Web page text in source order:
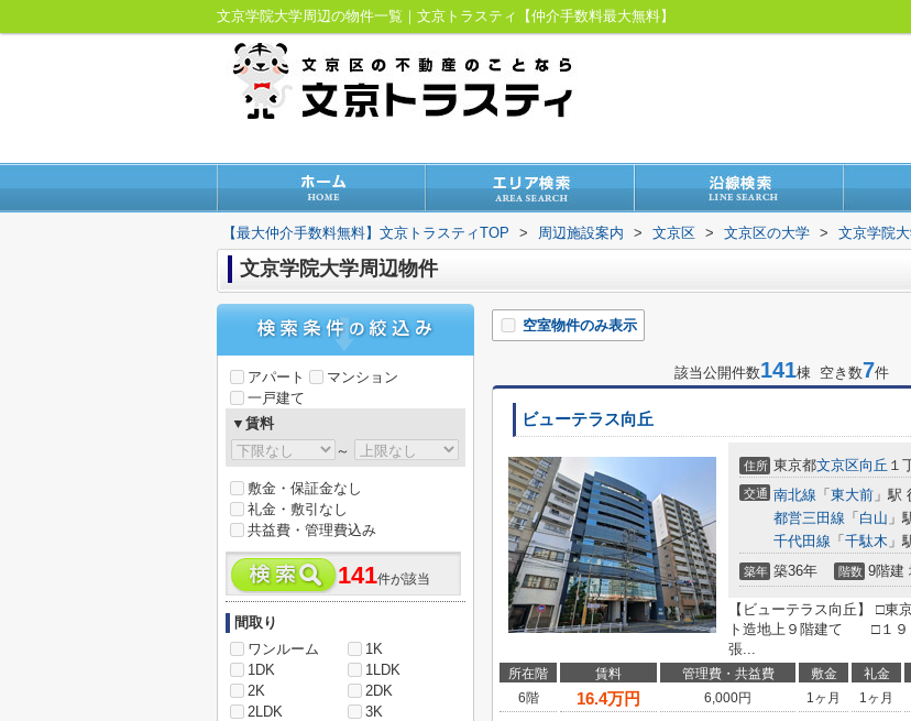
文京学院大学周辺の物件一覧｜文京トラスティ【仲介手数料最大無料】
【最大仲介手数料無料】文京トラスティTOP > 周辺施設案内 > 文京区 > 文京区の大学 > 文京学院
文京学院大学周辺物件
空室物件のみ表示
該当公開件数141棟 空き数7件
ビューテラス向丘
住所 東京都文京区向丘 １
交通 南北線 「 東大前 」駅
都営三田線 「 白山 」
千代田線 「 千駄木 」
築年 築36年 階数 9階建
【ビューテラス向丘】 □東
ト造地上９階建て □１９
張...
所在階 賃料 管理費・共益費 敷金 礼金
6階
16.4万円 6,000円 1ヶ月 1ヶ月
アパート
マンション
一戸建て
▼賃料
～
敷金・保証金なし
礼金・敷引なし
共益費・管理費込み
141件が該当
間取り
ワンルーム
1K
1DK
1LDK
2K
2DK
2LDK
3K